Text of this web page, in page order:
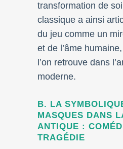
transformation de
classique a ainsi
du jeu comme un
et de l’âme
l’on retrouve dans
moderne.
B. LA
MASQUES DANS
ANTIQUE :
TRAGÉDIE